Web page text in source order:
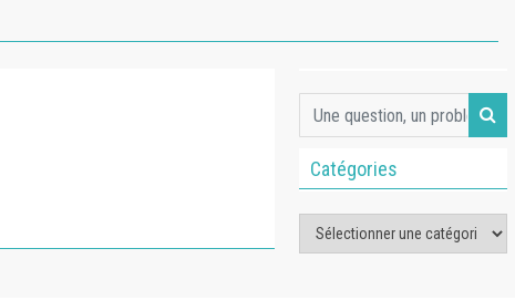
Catégories
Catégories